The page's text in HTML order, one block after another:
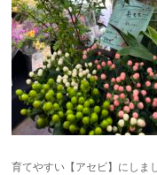
育てやすい【アセビ】にしま